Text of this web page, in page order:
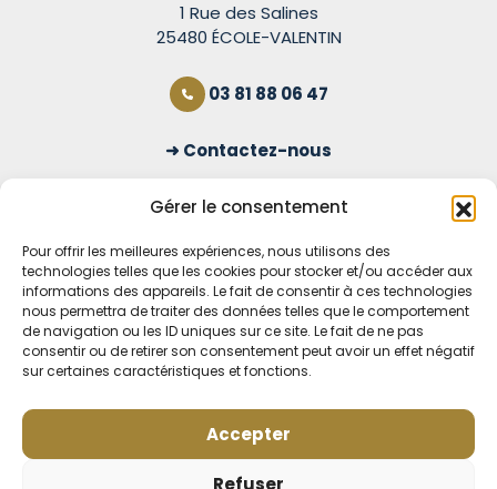
Gérer le consentement
Pour offrir les meilleures expériences, nous utilisons des
technologies telles que les cookies pour stocker et/ou accéder aux
informations des appareils. Le fait de consentir à ces technologies
nous permettra de traiter des données telles que le comportement
de navigation ou les ID uniques sur ce site. Le fait de ne pas
consentir ou de retirer son consentement peut avoir un effet négatif
sur certaines caractéristiques et fonctions.
Accepter
Refuser
1 Rue des Salines
25480 ÉCOLE-VALENTIN
03 81 88 06 47
Contactez-nous
S'inscrire à la newsletter
OUVERT TOUS LES JOURS
Voir nos horaires
MENTIONS LÉGALES
POLITIQUE DE CONFIDENTIALITÉ